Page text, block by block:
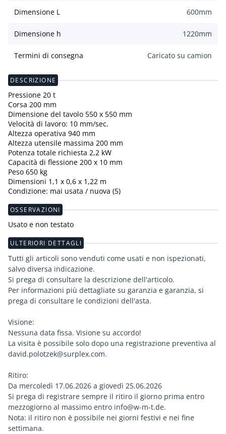
Dimensione L 600mm
Dimensione h 1220mm
Termini di consegna Caricato su camion
DESCRIZIONE
Pressione 20 t
Corsa 200 mm
Dimensione del tavolo 550 x 550 mm
Velocità di lavoro: 10 mm/sec.
Altezza operativa 940 mm
Altezza utensile massima 200 mm
Potenza totale richiesta 2,2 kW
Capacità di flessione 200 x 10 mm
Peso 650 kg
Dimensioni 1,1 x 0,6 x 1,22 m
Condizione: mai usata / nuova (5)
OSSERVAZIONI
Usato e non testato
ULTERIORI DETTAGLI
Tutti gli articoli sono venduti come usati e non ispezionati,
salvo diversa indicazione.
Si prega di consultare la descrizione dell'articolo.
Per informazioni più dettagliate su garanzia e garanzia, si
prega di consultare le condizioni dell'asta.
Visione:
Nessuna data fissa. Visione su accordo!
La visita è possibile solo dopo una registrazione preventiva al
david.polotzek@surplex.com.
Ritiro:
Da mercoledì 17.06.2026 a giovedì 25.06.2026
Si prega di registrare sempre il ritiro il giorno prima entro
mezzogiorno al massimo entro info@w-m-t.de.
Nota: il ritiro non è possibile nei giorni festivi e nei fine
settimana.